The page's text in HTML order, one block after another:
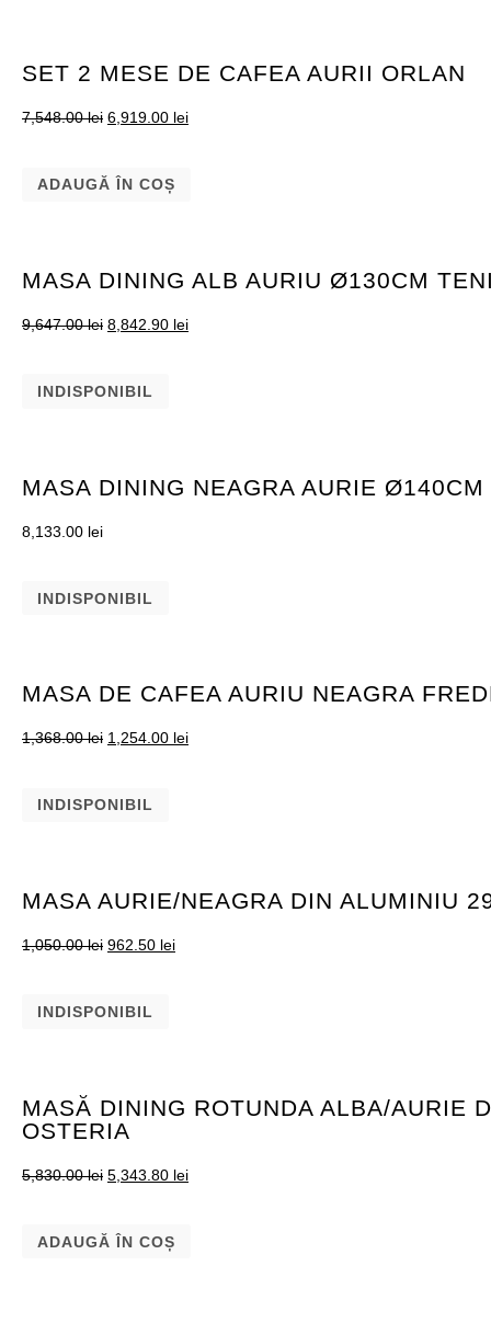
SET 2 MESE DE CAFEA AURII ORLAN
7,548.00lei 6,919.00 lei
ADAUGĂ ÎN COȘ
MASA DINING ALB AURIU Ø130CM
9,647.00lei 8,842.90 lei
INDISPONIBIL
MASA DINING NEAGRA AURIE
8,133.00 lei
INDISPONIBIL
MASA DE CAFEA AURIU NEAGRA
1,368.00lei 1,254.00 lei
INDISPONIBIL
MASA AURIE/NEAGRA DIN ALUMINIU
1,050.00lei 962.50 lei
INDISPONIBIL
MASĂ DINING ROTUNDA ALBA/AURIE
OSTERIA
5,830.00lei 5,343.80 lei
ADAUGĂ ÎN COȘ